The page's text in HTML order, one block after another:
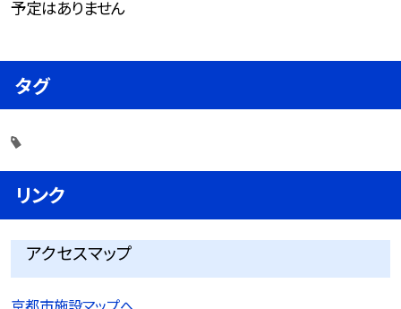
予定はありません
タグ
リンク
アクセスマップ